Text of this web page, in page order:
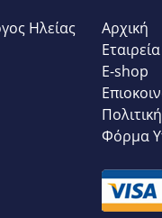
Ηλείας
Αρχική
Εταιρεία
E-shop
Φόρμα